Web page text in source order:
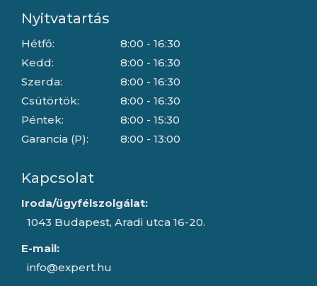
Nyitvatartás
Hétfő:
Kedd:
Szerda:
Csütörtök:
Péntek:
Garancia (P):
8:00 - 16:30
8:00 - 16:30
8:00 - 16:30
8:00 - 16:30
8:00 - 15:30
8:00 - 13:00
Kapcsolat
Iroda/ügyfélszolgálat:
1043 Budapest, Aradi utca 16-20.
E-mail:
info@expert.hu